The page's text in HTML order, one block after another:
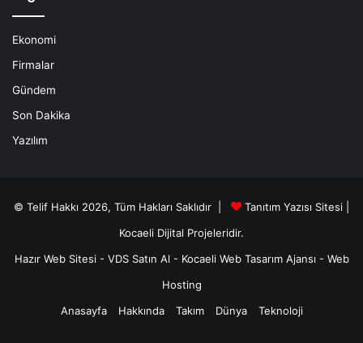
Ekonomi
Firmalar
Gündem
Son Dakika
Yazılım
© Telif Hakkı 2026, Tüm Hakları Saklıdır |
Tanıtım Yazısı Sitesi |
Kocaeli Dijital Projeleridir.
Hazır Web Sitesi- VDS Satın Al - Kocaeli Web Tasarım Ajansı - Web
Hosting
Anasayfa
Hakkında Takım Dünya Teknoloji